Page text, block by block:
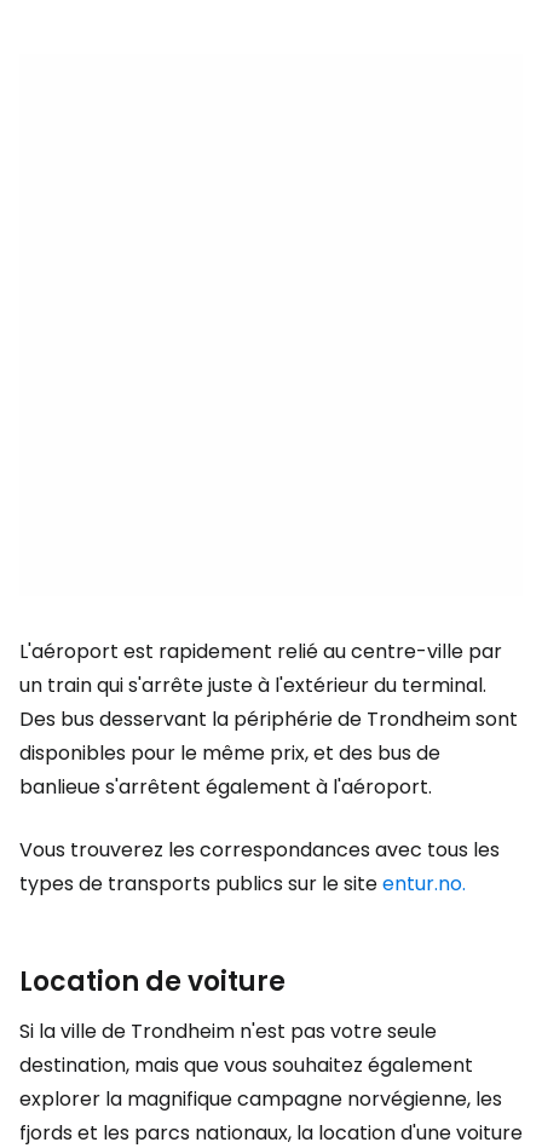
L'aéroport est rapidement relié au centre-ville par
un train qui s'arrête juste à l'extérieur du terminal.
Des bus desservant la périphérie de Trondheim sont
disponibles pour le même prix, et des bus de
banlieue s'arrêtent également à l'aéroport.
Vous trouverez les correspondances avec tous les
types de transports publics sur le siteentur.no.
Location de voiture
Si la ville de Trondheim n'est pas votre seule
destination, mais que vous souhaitez également
explorer la magnifique campagne norvégienne, les
fjords et les parcs nationaux, la location d'une voiture